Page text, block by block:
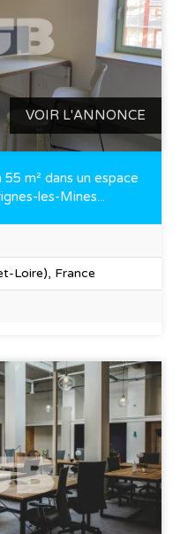
VOIR L'ANNONCE
m² dans un espace
les-Mines...
Loire), France